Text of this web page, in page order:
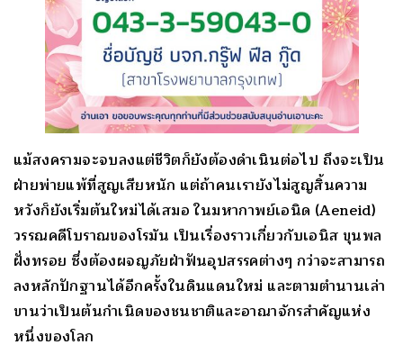
แม้สงครามจะจบลงแต่ชีวิตก็ยังต้องดำเนินต่อไป ถึงจะเป็น
ฝ่ายพ่ายแพ้ที่สูญเสียหนัก แต่ถ้าคนเรายังไม่สูญสิ้นความ
หวังก็ยังเริ่มต้นใหม่ได้เสมอ ในมหากาพย์เอนิด (Aeneid)
วรรณคดีโบราณของโรมัน เป็นเรื่องราวเกี่ยวกับเอนิส ขุนพล
ฝั่งทรอย ซึ่งต้องผจญภัยฝ่าฟันอุปสรรคต่างๆ กว่าจะสามารถ
ลงหลักปักฐานได้อีกครั้งในดินแดนใหม่ และตามตำนานเล่า
ขานว่าเป็นต้นกำเนิดของชนชาติและอาณาจักรสำคัญแห่ง
หนึ่งของโลก